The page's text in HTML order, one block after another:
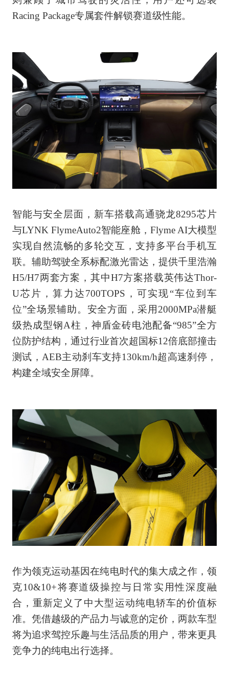
Racing Package专属套件解锁赛道级性能。
智能与安全层面，新车搭载高通骁龙8295芯片
与LYNK FlymeAuto2智能座舱，Flyme AI大模型
实现自然流畅的多轮交互，支持多平台手机互
联。辅助驾驶全系标配激光雷达，提供千里浩瀚
H5/H7两套方案，其中H7方案搭载英伟达Thor-
U芯片，算力达700TOPS，可实现“车位到车
位”全场景辅助。安全方面，采用2000MPa潜艇
级热成型钢A柱，神盾金砖电池配备“985”全方
位防护结构，通过行业首次超国标12倍底部撞击
测试，AEB主动刹车支持130km/h超高速刹停，
构建全域安全屏障。
作为领克运动基因在纯电时代的集大成之作，领
克10&10+将赛道级操控与日常实用性深度融
合，重新定义了中大型运动纯电轿车的价值标
准。凭借越级的产品力与诚意的定价，两款车型
将为追求驾控乐趣与生活品质的用户，带来更具
竞争力的纯电出行选择。